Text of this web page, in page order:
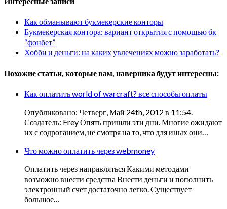
Как обманывают букмекерские конторы
Букмекерская контора: вариант открытия с помощью бк
“фонбет”
Хобби и деньги: на каких увлечениях можно заработать?
Похожие статьи, которые вам, наверника будут интересны:
Как оплатить world of warcraft? все способы оплаты
Опубликовано: Четверг, Май 24th, 2012 в 11:54.
Создатель: Frey Опять пришли эти дни. Многие ожидают
их с содроганием, не смотря на то, что для иных они…
Что можно оплатить через webmoney
Оплатить через направляться Какими методами
возможно внести средства Внести деньги и пополнить
электронный счет достаточно легко. Существует
большое…